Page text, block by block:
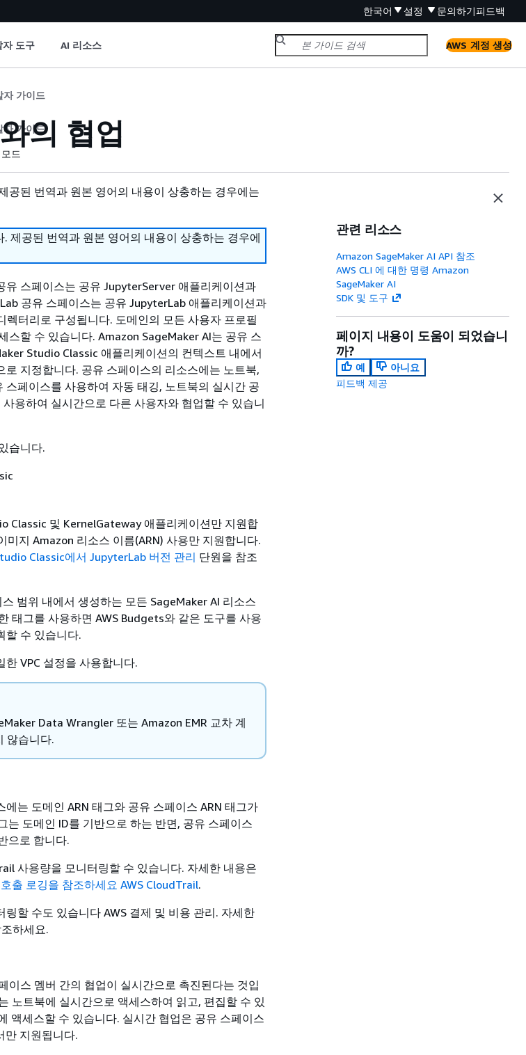
한국어 설정 문의하기피드백
자 도구 AI 리소스 AWS 계정 생성
자 가이드
자 가이드의 협업
드
공된 번역과 원본 영어의 내용이 상충하는 경우에는
제공된 번역과 원본 영어의 내용이 상충하는 경우에
스페이스는 공유 JupyterServer 애플리케이션과
공유 스페이스는 공유 JupyterLab 애플리케이션과
터리로 구성됩니다. 도메인의 모든 사용자 프로필
스할 수 있습니다. Amazon SageMaker AI는 공유 스
Studio Classic 애플리케이션의 컨텍스트 내에서
지정합니다. 공유 스페이스의 리소스에는 노트북,
스페이스를 사용하여 자동 태깅, 노트북의 실시간 공
용하여 실시간으로 다른 사용자와 협업할 수 있습니
습니다.
Classic 및 KernelGateway 애플리케이션만 지원합
지 Amazon 리소스 이름(ARN) 사용만 지원합니다.
Classic에서 JupyterLab 버전 관리 단원을 참조
범위 내에서 생성하는 모든 SageMaker AI 리소스
태그를 사용하면 AWS Budgets와 같은 도구를 사용
할 수 있습니다.
VPC 설정을 사용합니다.
Data Wrangler 또는 Amazon EMR 교차 계
않습니다.
는 도메인 ARN 태그와 공유 스페이스 ARN 태그가
는 도메인 ID를 기반으로 하는 반면, 공유 스페이스
으로 합니다.
사용량을 모니터링할 수 있습니다. 자세한 내용은
출 로깅을 참조하세요 AWS CloudTrail.
할 수도 있습니다 AWS 결제 및 비용 관리. 자세한
하세요.
이스 멤버 간의 협업이 실시간으로 촉진된다는 것입
노트북에 실시간으로 액세스하여 읽고, 편집할 수 있
액세스할 수 있습니다. 실시간 협업은 공유 스페이스
만 지원됩니다.
관련 리소스
Amazon SageMaker AI API 참조
AWS CLI 에 대한 명령 Amazon
SageMaker AI
SDK 및 도구
페이지 내용이 도움이 되었습니
까?
예
아니요
피드백 제공